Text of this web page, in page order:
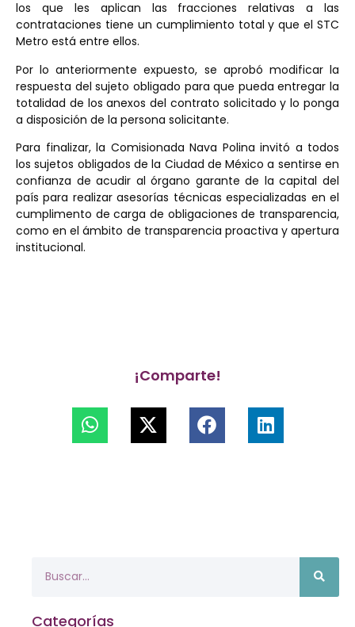
los que les aplican las fracciones relativas a las
contrataciones tiene un cumplimiento total y que el STC
Metro está entre ellos.
Por lo anteriormente expuesto, se aprobó modificar la
respuesta del sujeto obligado para que pueda entregar la
totalidad de los anexos del contrato solicitado y lo ponga
a disposición de la persona solicitante.
Para finalizar, la Comisionada Nava Polina invitó a todos
los sujetos obligados de la Ciudad de México a sentirse en
confianza de acudir al órgano garante de la capital del
país para realizar asesorías técnicas especializadas en el
cumplimento de carga de obligaciones de transparencia,
como en el ámbito de transparencia proactiva y apertura
institucional.
¡Comparte!
Categorías